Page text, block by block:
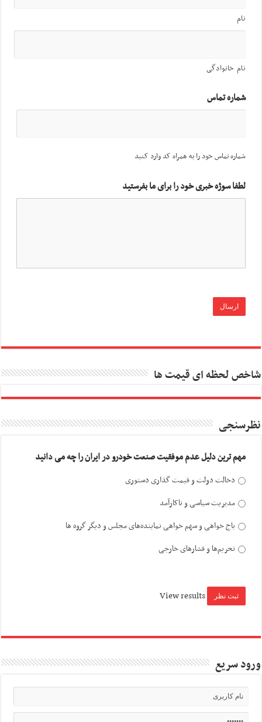
نام
نام خانوادگی
شماره تماس
شماره تماس خود را به همراه کد وارد کنید
لطفا سوژه خبری خود را برای ما بفرستید
شاخص لحظه ای قیمت ها
نظرسنجی
مهم ترین دلیل عدم موفقیت صنعت خودرو در ایران را چه می دانید
دخالت دولت و قیمت گذاری دستوری
مدیریت سیاسی و ناکارآمد
باج خواهی و سهم خواهی نماینده‌های مجلس و دیگر گروه ها
تحریم‌ها و فشارهای خارجی
View results
ورود سریع